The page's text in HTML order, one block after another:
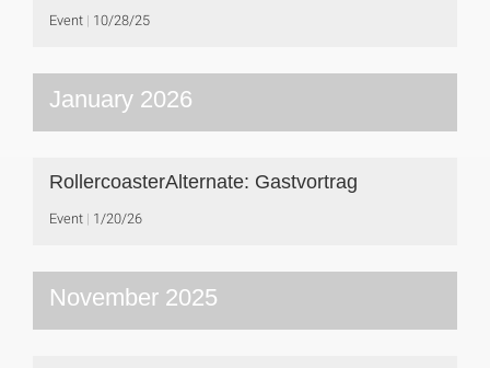
Event 10/28/25
January 2026
RollercoasterAlternate: Gastvortrag
Event 1/20/26
November 2025